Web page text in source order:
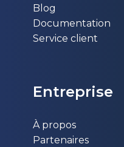
Blog
Documentation
Service client
Entr​eprise
À propos
Partenaires